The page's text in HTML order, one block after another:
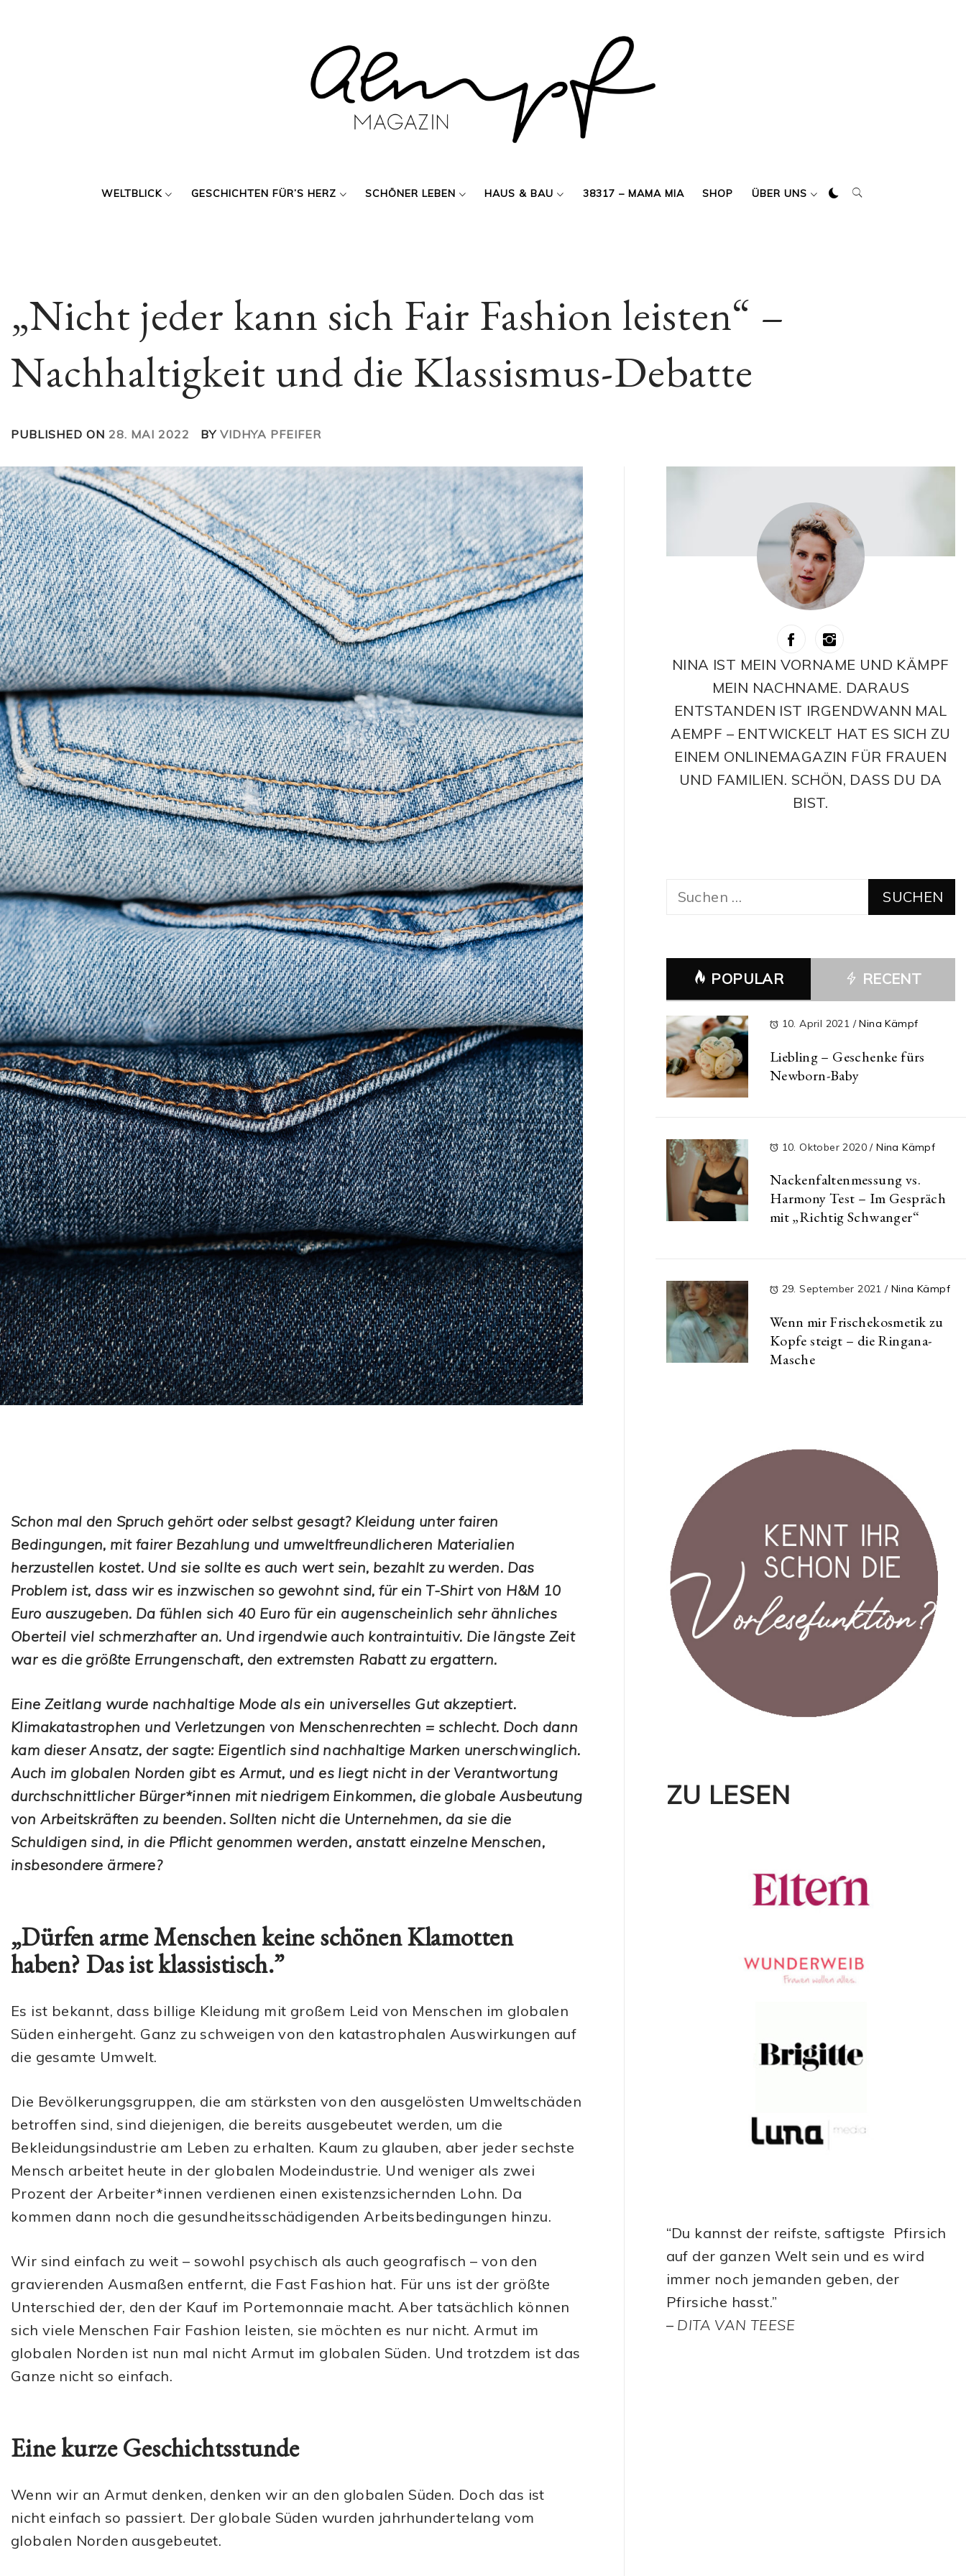
WELTBLICK GESCHICHTEN FÜR’S HERZ SCHÖNER LEBEN HAUS & BAU 38317 – MAMA MIA SHOP ÜBER UNS
„Nicht jeder kann sich Fair Fashion leisten“ –
Nachhaltigkeit und die Klassismus-Debatte
PUBLISHED ON 28. MAI 2022 BY VIDHYA PFEIFER
Schon mal den Spruch gehört oder selbst gesagt? Kleidung unter fairen
Bedingungen, mit fairer Bezahlung und umweltfreundlicheren Materialien
herzustellen kostet. Und sie sollte es auch wert sein, bezahlt zu werden. Das
Problem ist, dass wir es inzwischen so gewohnt sind, für ein T-Shirt von H&M 10
Euro auszugeben. Da fühlen sich 40 Euro für ein augenscheinlich sehr ähnliches
Oberteil viel schmerzhafter an. Und irgendwie auch kontraintuitiv. Die längste Zeit
war es die größte Errungenschaft, den extremsten Rabatt zu ergattern.
Eine Zeitlang wurde nachhaltige Mode als ein universelles Gut akzeptiert.
Klimakatastrophen und Verletzungen von Menschenrechten = schlecht. Doch dann
kam dieser Ansatz, der sagte: Eigentlich sind nachhaltige Marken unerschwinglich.
Auch im globalen Norden gibt es Armut, und es liegt nicht in der Verantwortung
durchschnittlicher Bürger*innen mit niedrigem Einkommen, die globale Ausbeutung
von Arbeitskräften zu beenden. Sollten nicht die Unternehmen, da sie die
Schuldigen sind, in die Pflicht genommen werden, anstatt einzelne Menschen,
insbesondere ärmere?
„Dürfen arme Menschen keine schönen Klamotten
haben? Das ist klassistisch.”
Es ist bekannt, dass billige Kleidung mit großem Leid von Menschen im globalen
Süden einhergeht. Ganz zu schweigen von den katastrophalen Auswirkungen auf
die gesamte Umwelt.
Die Bevölkerungsgruppen, die am stärksten von den ausgelösten Umweltschäden
betroffen sind, sind diejenigen, die bereits ausgebeutet werden, um die
Bekleidungsindustrie am Leben zu erhalten. Kaum zu glauben, aber jeder sechste
Mensch arbeitet heute in der globalen Modeindustrie. Und weniger als zwei
Prozent der Arbeiter*innen verdienen einen existenzsichernden Lohn. Da
kommen dann noch die gesundheitsschädigenden Arbeitsbedingungen hinzu.
Wir sind einfach zu weit – sowohl psychisch als auch geografisch – von den
gravierenden Ausmaßen entfernt, die Fast Fashion hat. Für uns ist der größte
Unterschied der, den der Kauf im Portemonnaie macht. Aber tatsächlich können
sich viele Menschen Fair Fashion leisten, sie möchten es nur nicht. Armut im
globalen Norden ist nun mal nicht Armut im globalen Süden. Und trotzdem ist das
Ganze nicht so einfach.
Eine kurze Geschichtsstunde
Wenn wir an Armut denken, denken wir an den globalen Süden. Doch das ist
nicht einfach so passiert. Der globale Süden wurden jahrhundertelang vom
globalen Norden ausgebeutet.
NINA IST MEIN VORNAME UND KÄMPF
MEIN NACHNAME. DARAUS
ENTSTANDEN IST IRGENDWANN MAL
AEMPF – ENTWICKELT HAT ES SICH ZU
EINEM ONLINEMAGAZIN FÜR FRAUEN
UND FAMILIEN. SCHÖN, DASS DU DA
BIST.
Suchen
POPULAR RECENT
10. April 2021 / Nina Kämpf
Liebling – Geschenke fürs
Newborn-Baby
10. Oktober 2020/ Nina Kämpf
Nackenfaltenmessung vs.
Harmony Test – Im Gespräch
mit „Richtig Schwanger“
29. September 2021/ Nina Kämpf
Wenn mir Frischekosmetik zu
Kopfe steigt – die Ringana-
Masche
ZU LESEN
“Du kannst der reifste, saftigste Pfirsich
auf der ganzen Welt sein und es wird
immer noch jemanden geben, der
Pfirsiche hasst.”
– DITA VAN TEESE